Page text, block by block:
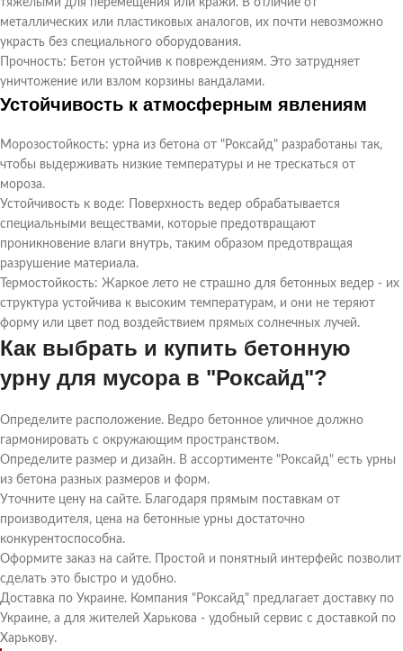
тяжелыми для перемещения или кражи. В отличие от
металлических или пластиковых аналогов, их почти невозможно
украсть без специального оборудования.
Прочность: Бетон устойчив к повреждениям. Это затрудняет
уничтожение или взлом корзины вандалами.
Устойчивость к атмосферным явлениям
Морозостойкость: урна из бетона от "Роксайд" разработаны так,
чтобы выдерживать низкие температуры и не трескаться от
мороза.
Устойчивость к воде: Поверхность ведер обрабатывается
специальными веществами, которые предотвращают
проникновение влаги внутрь, таким образом предотвращая
разрушение материала.
Термостойкость: Жаркое лето не страшно для бетонных ведер - их
структура устойчива к высоким температурам, и они не теряют
форму или цвет под воздействием прямых солнечных лучей.
Как выбрать и купить бетонную
урну для мусора в "Роксайд"?
Определите расположение. Ведро бетонное уличное должно
гармонировать с окружающим пространством.
Определите размер и дизайн. В ассортименте "Роксайд" есть урны
из бетона разных размеров и форм.
Уточните цену на сайте. Благодаря прямым поставкам от
производителя, цена на бетонные урны достаточно
конкурентоспособна.
Оформите заказ на сайте. Простой и понятный интерфейс позволит
сделать это быстро и удобно.
Доставка по Украине. Компания "Роксайд" предлагает доставку по
Украине, а для жителей Харькова - удобный сервис с доставкой по
Харькову.